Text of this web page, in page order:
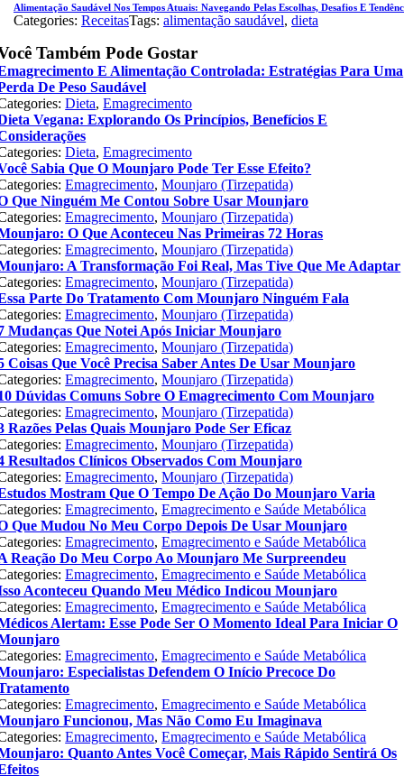
Alimentação Saudável Nos Tempos Atuais: Navegando Pelas Escolhas, Desafios E
Categories: ReceitasTags: alimentação saudável, dieta
Também Pode Gostar
E Alimentação Controlada: Estratégias Para Uma
De Peso Saudável
Dieta,Emagrecimento
Vegana: Explorando Os Princípios, Benefícios E
Dieta,Emagrecimento
Sabia Que O Mounjaro Pode Ter Esse Efeito?
Emagrecimento,Mounjaro (Tirzepatida)
Que Ninguém Me Contou Sobre Usar Mounjaro
Emagrecimento,Mounjaro (Tirzepatida)
O Que Aconteceu Nas Primeiras 72 Horas
Emagrecimento,Mounjaro (Tirzepatida)
A Transformação Foi Real, Mas Tive Que Me Adaptar
Emagrecimento,Mounjaro (Tirzepatida)
Parte Do Tratamento Com Mounjaro Ninguém Fala
Emagrecimento,Mounjaro (Tirzepatida)
Mudanças Que Notei Após Iniciar Mounjaro
Emagrecimento,Mounjaro (Tirzepatida)
Coisas Que Você Precisa Saber Antes De Usar Mounjaro
Emagrecimento,Mounjaro (Tirzepatida)
Dúvidas Comuns Sobre O Emagrecimento Com Mounjaro
Emagrecimento,Mounjaro (Tirzepatida)
Razões Pelas Quais Mounjaro Pode Ser Eficaz
Emagrecimento,Mounjaro (Tirzepatida)
Resultados Clínicos Observados Com Mounjaro
Emagrecimento,Mounjaro (Tirzepatida)
Mostram Que O Tempo De Ação Do Mounjaro Varia
Emagrecimento,Emagrecimento e Saúde Metabólica
Que Mudou No Meu Corpo Depois De Usar Mounjaro
Emagrecimento,Emagrecimento e Saúde Metabólica
Reação Do Meu Corpo Ao Mounjaro Me Surpreendeu
Emagrecimento,Emagrecimento e Saúde Metabólica
Aconteceu Quando Meu Médico Indicou Mounjaro
Emagrecimento,Emagrecimento e Saúde Metabólica
Alertam: Esse Pode Ser O Momento Ideal Para Iniciar O
Emagrecimento,Emagrecimento e Saúde Metabólica
Especialistas Defendem O Início Precoce Do
Emagrecimento,Emagrecimento e Saúde Metabólica
Funcionou, Mas Não Como Eu Imaginava
Emagrecimento,Emagrecimento e Saúde Metabólica
Quanto Antes Você Começar, Mais Rápido Sentirá Os